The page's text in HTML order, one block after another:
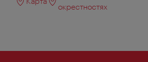
окрестностях